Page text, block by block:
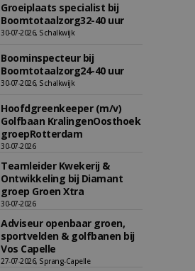
Groeiplaats specialist bij
Boomtotaalzorg32-40 uur
30-07-2026, Schalkwijk
Boominspecteur bij
Boomtotaalzorg24-40 uur
30-07-2026, Schalkwijk
Hoofdgreenkeeper (m/v)
Golfbaan KralingenOosthoek
groepRotterdam
30-07-2026
Teamleider Kwekerij &
Ontwikkeling bij Diamant
groep Groen Xtra
30-07-2026
Adviseur openbaar groen,
sportvelden & golfbanen bij
Vos Capelle
27-07-2026, Sprang-Capelle